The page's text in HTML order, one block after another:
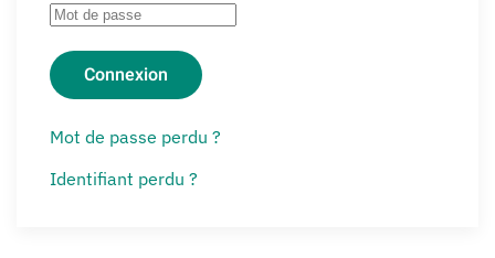
Connexion
Mot de passe perdu ?
Identifiant perdu ?